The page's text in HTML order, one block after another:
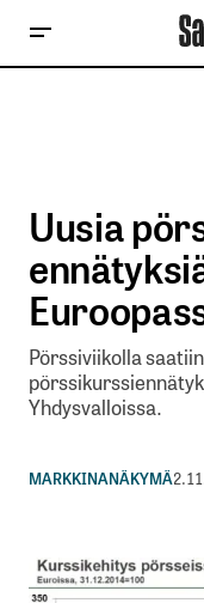
Uusia
Pörssiviikolla
Yhdysvalloissa.
MARKKINANÄKYMÄ